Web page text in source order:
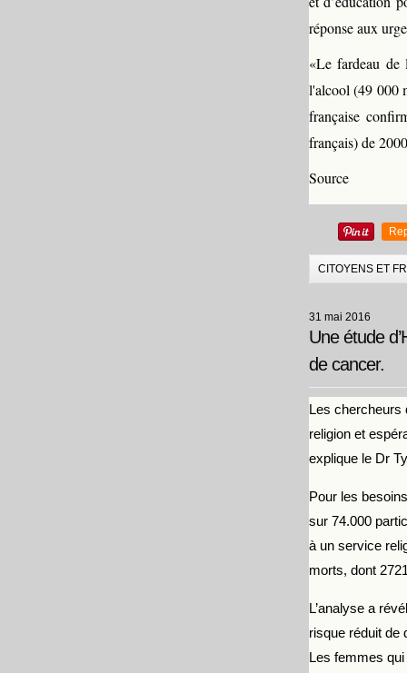
réponse aux
«Le fardeau
l'alcool (49 000
française
français) de
Source
CITOYENS ET
31 mai 2016
Une étude
de cancer.
Les chercheurs
religion et
explique le Dr
Pour les
sur 74.000
à un service
morts, dont
L’analyse a
risque réduit de
Les femmes